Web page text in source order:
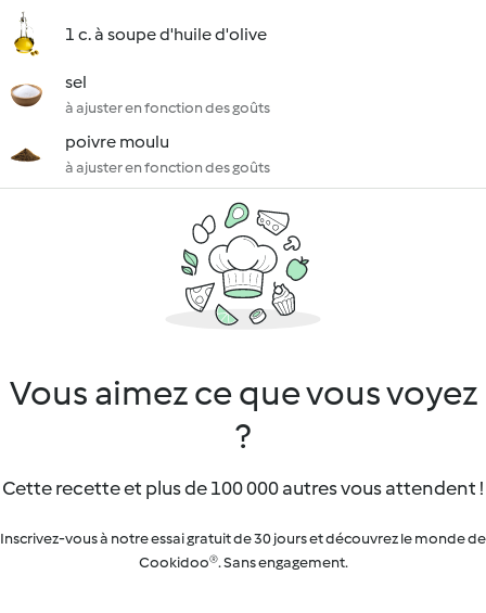
1 c. à soupe d'huile d'olive
sel
à ajuster en fonction des goûts
poivre moulu
à ajuster en fonction des goûts
Vous aimez ce que vous voyez
?
Cette recette et plus de 100 000 autres vous attendent !
Inscrivez-vous à notre essai gratuit de 30 jours et découvrez le monde de
Cookidoo®. Sans engagement.